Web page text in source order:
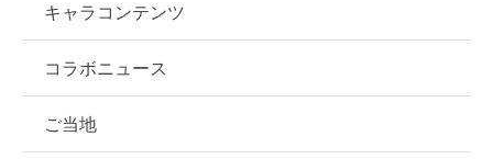
キャラコンテンツ
コラボニュース
ご当地